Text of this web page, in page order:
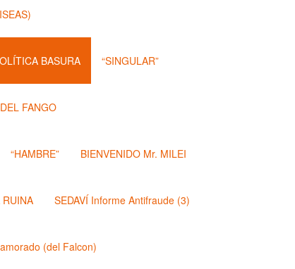
BASURA “SINGULAR”
FANGO
“HAMBRE” BIENVENIDO Mr. MILEI
RUINA SEDAVÍ Informe Antifraude (3)
(del Falcon)